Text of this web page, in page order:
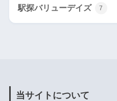
駅探バリューデイズ 7
当サイトについて